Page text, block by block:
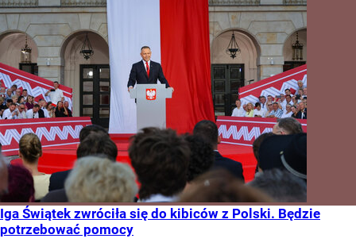
Iga Świątek zwróciła się do kibiców z Polski. Będzie
potrzebować pomocy